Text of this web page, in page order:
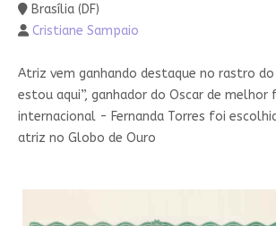
Brasília (DF)
Cristiane Sampaio
Atriz vem ganhando destaque no rastro do
estou aqui”, ganhador do Oscar de melhor
internacional - Fernanda Torres foi
atriz no Globo de Ouro